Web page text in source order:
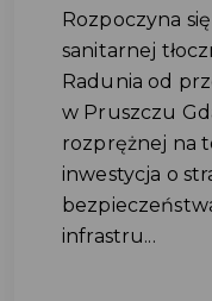
Rozpoczyna
sanitarnej
Radunia od
w Pruszczu
rozprężnej na
inwestycja o
infrastru...